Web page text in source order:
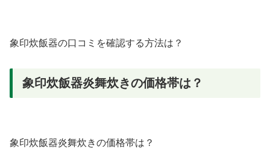
象印炊飯器の口コミを確認する方法は？
象印炊飯器炎舞炊きの価格帯は？
象印炊飯器炎舞炊きの価格帯は？